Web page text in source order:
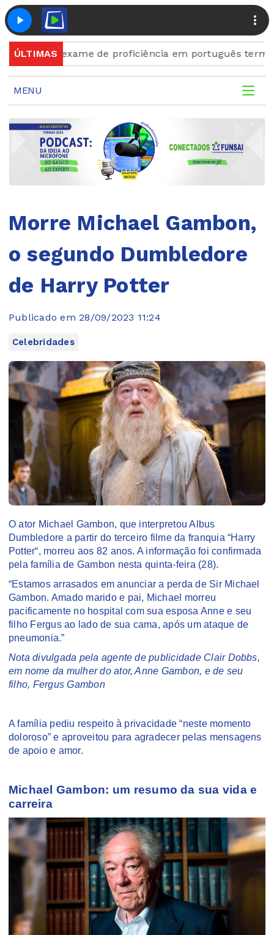
ÚLTIMAS
exame de proficiência em português terminam
MENU
Morre Michael Gambon,
o segundo Dumbledore
de Harry Potter
Publicado em 28/09/2023 11:24
Celebridades
O ator Michael Gambon, que interpretou Albus
Dumbledore a partir do terceiro filme da franquia “Harry
Potter“, morreu aos 82 anos. A informação foi confirmada
pela família de Gambon nesta quinta-feira (28).
“Estamos arrasados em anunciar a perda de Sir Michael
Gambon. Amado marido e pai, Michael morreu
pacificamente no hospital com sua esposa Anne e seu
filho Fergus ao lado de sua cama, após um ataque de
pneumonia.”
Nota divulgada pela agente de publicidade Clair Dobbs,
em nome da mulher do ator, Anne Gambon, e de seu
filho, Fergus Gambon
A família pediu respeito à privacidade “neste momento
doloroso” e aproveitou para agradecer pelas mensagens
de apoio e amor.
Michael Gambon: um resumo da sua vida e
carreira